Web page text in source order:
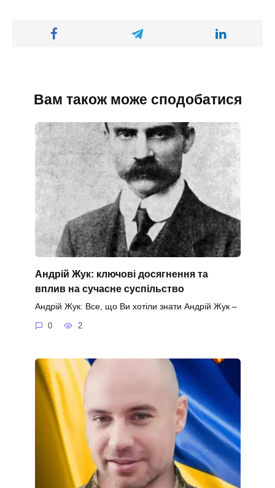
Вам також може сподобатися
Андрій Жук: ключові досягнення та
вплив на сучасне суспільство
Андрій Жук: Все, що Ви хотіли знати Андрій Жук –
0 2